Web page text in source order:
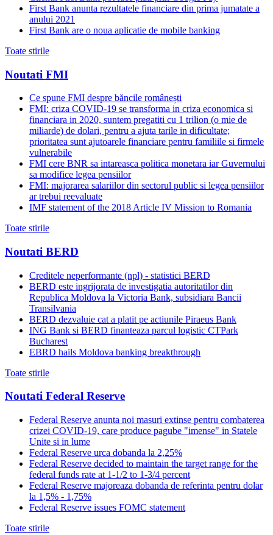
First Bank anunta rezultatele financiare din prima jumatate a
anului 2021
First Bank are o noua aplicatie de mobile banking
Toate stirile
Noutati FMI
Ce spune FMI despre băncile românești
FMI: criza COVID-19 se transforma in criza economica si
financiara in 2020, suntem pregatiti cu 1 trilion (o mie de
miliarde) de dolari, pentru a ajuta tarile in dificultate;
prioritatea sunt ajutoarele financiare pentru familiile si firmele
vulnerabile
FMI cere BNR sa intareasca politica monetara iar Guvernului
sa modifice legea pensiilor
FMI: majorarea salariilor din sectorul public si legea pensiilor
ar trebui reevaluate
IMF statement of the 2018 Article IV Mission to Romania
Toate stirile
Noutati BERD
Creditele neperformante (npl) - statistici BERD
BERD este ingrijorata de investigatia autoritatilor din
Republica Moldova la Victoria Bank, subsidiara Bancii
Transilvania
BERD dezvaluie cat a platit pe actiunile Piraeus Bank
ING Bank si BERD finanteaza parcul logistic CTPark
Bucharest
EBRD hails Moldova banking breakthrough
Toate stirile
Noutati Federal Reserve
Federal Reserve anunta noi masuri extinse pentru combaterea
crizei COVID-19, care produce pagube "imense" in Statele
Unite si in lume
Federal Reserve urca dobanda la 2,25%
Federal Reserve decided to maintain the target range for the
federal funds rate at 1-1/2 to 1-3/4 percent
Federal Reserve majoreaza dobanda de referinta pentru dolar
la 1,5% - 1,75%
Federal Reserve issues FOMC statement
Toate stirile